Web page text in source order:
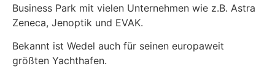
Business Park mit vielen Unternehmen wie z.B. Astra
Zeneca, Jenoptik und EVAK.
Bekannt ist Wedel auch für seinen europaweit
größten Yachthafen.